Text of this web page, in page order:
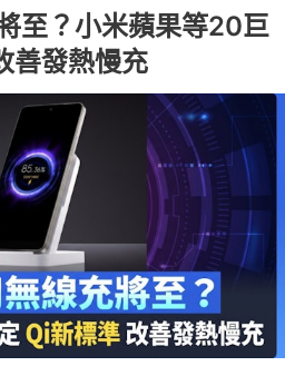
至？小米蘋果等20巨
發熱慢充